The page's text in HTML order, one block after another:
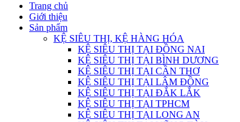
Trang chủ
Giới thiệu
Sản phẩm
KỆ SIÊU THỊ, KỆ HÀNG HÓA
KỆ SIÊU THỊ TẠI ĐỒNG NAI
KỆ SIÊU THỊ TẠI BÌNH DƯƠNG
KỆ SIÊU THỊ TẠI CẦN THƠ
KỆ SIÊU THỊ TẠI LÂM ĐỒNG
KỆ SIÊU THỊ TẠI ĐẮK LẮK
KỆ SIÊU THỊ TẠI TPHCM
KỆ SIÊU THỊ TẠI LONG AN